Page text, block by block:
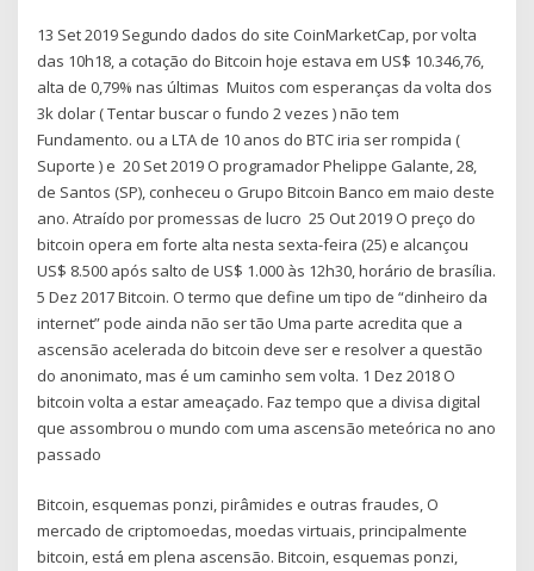
13 Set 2019 Segundo dados do site CoinMarketCap, por volta
das 10h18, a cotação do Bitcoin hoje estava em US$ 10.346,76,
alta de 0,79% nas últimas Muitos com esperanças da volta dos
3k dolar ( Tentar buscar o fundo 2 vezes ) não tem
Fundamento. ou a LTA de 10 anos do BTC iria ser rompida (
Suporte ) e 20 Set 2019 O programador Phelippe Galante, 28,
de Santos (SP), conheceu o Grupo Bitcoin Banco em maio deste
ano. Atraído por promessas de lucro 25 Out 2019 O preço do
bitcoin opera em forte alta nesta sexta-feira (25) e alcançou
US$ 8.500 após salto de US$ 1.000 às 12h30, horário de brasília.
5 Dez 2017 Bitcoin. O termo que define um tipo de “dinheiro da
internet” pode ainda não ser tão Uma parte acredita que a
ascensão acelerada do bitcoin deve ser e resolver a questão
do anonimato, mas é um caminho sem volta. 1 Dez 2018 O
bitcoin volta a estar ameaçado. Faz tempo que a divisa digital
que assombrou o mundo com uma ascensão meteórica no ano
passado
Bitcoin, esquemas ponzi, pirâmides e outras fraudes, O
mercado de criptomoedas, moedas virtuais, principalmente
bitcoin, está em plena ascensão. Bitcoin, esquemas ponzi,